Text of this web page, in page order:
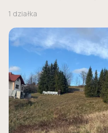
1 działka